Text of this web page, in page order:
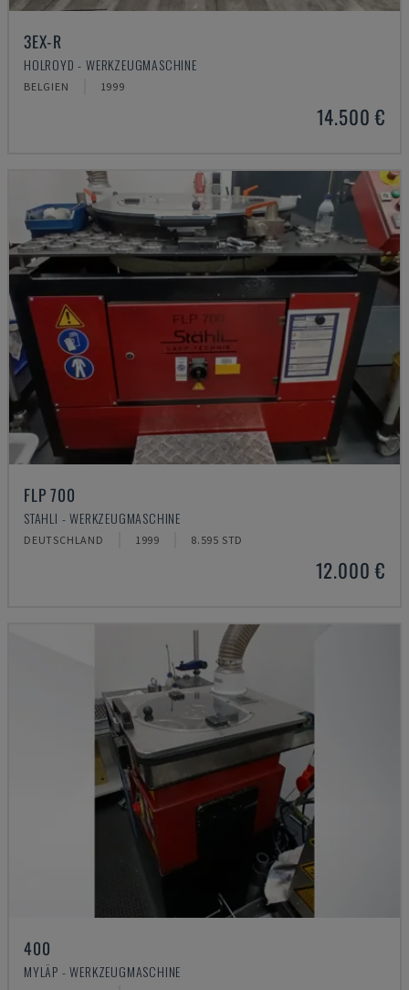
3EX-R
HOLROYD - WERKZEUGMASCHINE
BELGIEN 1999
14.500 €
FLP 700
STAHLI - WERKZEUGMASCHINE
DEUTSCHLAND 1999 8.595 STD
12.000 €
400
MYLÄP - WERKZEUGMASCHINE